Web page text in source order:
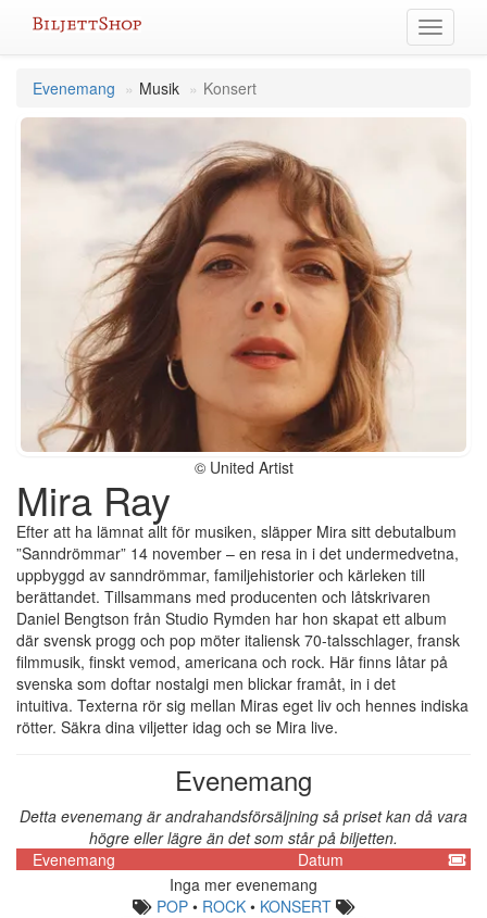
Växla
meny
Evenemang
Musik Konsert
© United Artist
Mira Ray
Efter att ha lämnat allt för musiken, släpper Mira sitt debutalbum
”Sanndrömmar” 14 november – en resa in i det undermedvetna,
uppbyggd av sanndrömmar, familjehistorier och kärleken till
berättandet. Tillsammans med producenten och låtskrivaren
Daniel Bengtson från Studio Rymden har hon skapat ett album
där svensk progg och pop möter italiensk 70-talsschlager, fransk
filmmusik, finskt vemod, americana och rock. Här finns låtar på
svenska som doftar nostalgi men blickar framåt, in i det
intuitiva. Texterna rör sig mellan Miras eget liv och hennes indiska
rötter. Säkra dina viljetter idag och se Mira live.
Evenemang
Detta evenemang är andrahandsförsäljning så priset kan då vara
högre eller lägre än det som står på biljetten.
Evenemang
Datum
Inga mer evenemang
POP• ROCK• KONSERT